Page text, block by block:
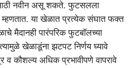
नवीन असू शकते. फुटसलला
या खेळात प्रत्येक संघात फक्त
मैदानही पारंपरिक फुटबॉलच्या
खेळाडूंना झटपट निर्णय घ्यावे
कौशल्य अधिक प्रभावीपणे वापरावे